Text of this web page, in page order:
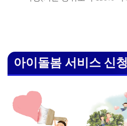
아이돌봄 서비스 신